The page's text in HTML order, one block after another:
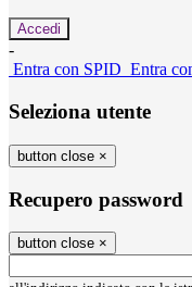
-
Entra con SPID Entra
Seleziona utente
button close ×
Recupero password
button close ×